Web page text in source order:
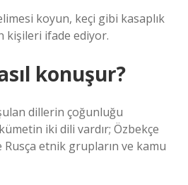
koyun, keçi gibi kasaplık
kişileri ifade ediyor.
konuşur?
dillerin çoğunluğu
iki dili vardır; Özbekçe
etnik grupların ve kamu